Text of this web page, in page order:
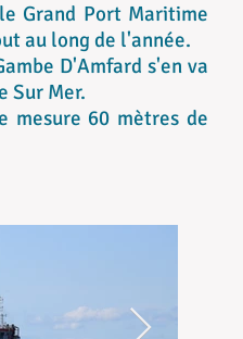
Grand Port Maritime
au long de l'année.
D'Amfard s'en va
Sur Mer.
mesure 60 mètres de